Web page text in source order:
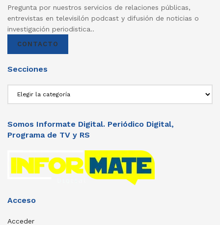
Pregunta por nuestros servicios de relaciones públicas,
entrevistas en televisilón podcast y difusión de noticias o
investigación periodistica..
CONTACTO
Secciones
Somos Informate Digital. Periódico Digital,
Programa de TV y RS
Acceso
Acceder